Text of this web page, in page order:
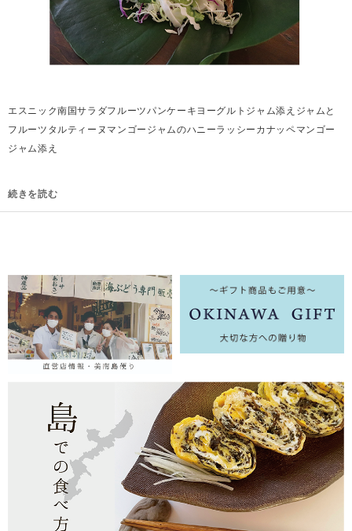
エスニック南国サラダフルーツパンケーキヨーグルトジャム添えジャムと
フルーツタルティーヌマンゴージャムのハニーラッシーカナッペマンゴー
ジャム添え
続きを読む